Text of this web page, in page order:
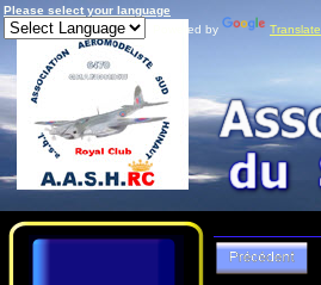
Please select your language
Powered by
Translate